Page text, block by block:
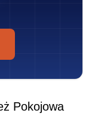
Pokojowa